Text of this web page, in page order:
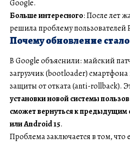
Google.
Больше интересного: После лет
решила проблему пользователей
Почему обновление
В Google объяснили: майский
загрузчик (bootloader)
защиты от отката (anti-rollback).
установки новой системы
сможет вернуться к предыдущим
или Android 15.
Проблема заключается в том, что